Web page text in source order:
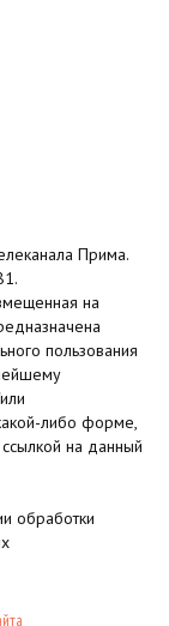
Прима.
на
пользования
либо форме,
на данный
обработки